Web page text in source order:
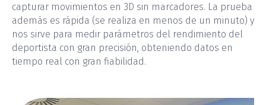
capturar movimientos en 3D sin marcadores. La prueba
además es rápida (se realiza en menos de un minuto) y
nos sirve para medir parámetros del rendimiento del
deportista con gran precisión, obteniendo datos en
tiempo real con gran fiabilidad.